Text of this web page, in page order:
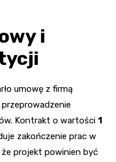
i
umowę z firmą
Kontrakt o wartości 1
zakończenie prac w
że projekt powinien być